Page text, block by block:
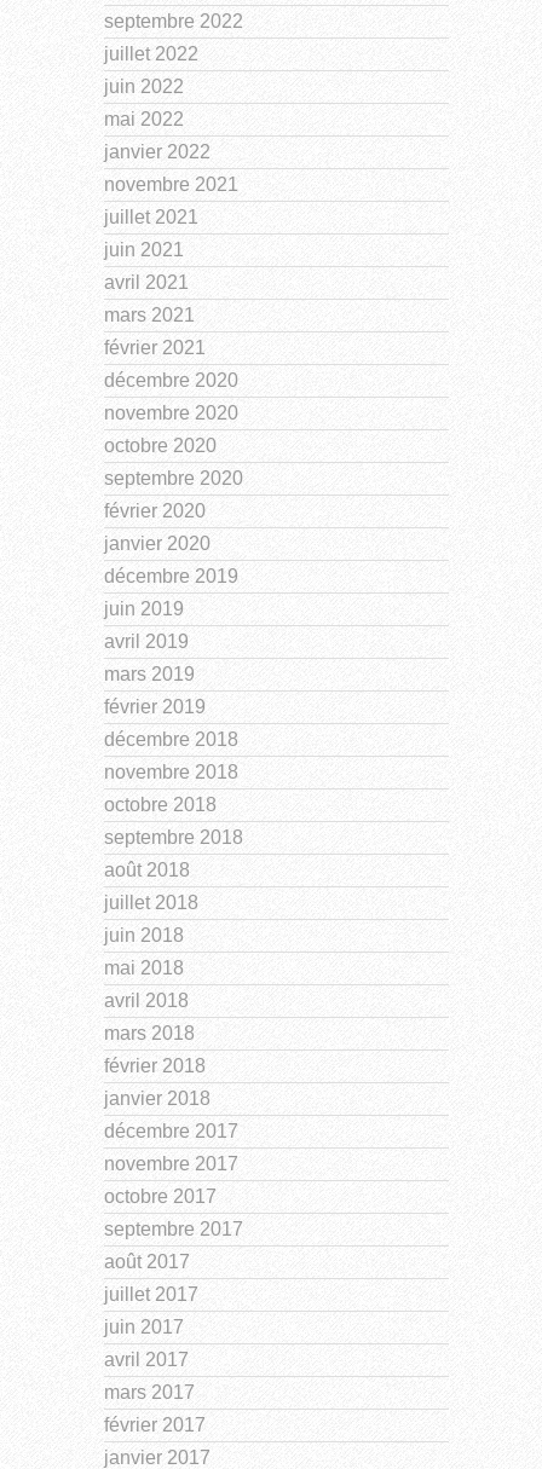
septembre 2022
juillet 2022
juin 2022
mai 2022
janvier 2022
novembre 2021
juillet 2021
juin 2021
avril 2021
mars 2021
février 2021
décembre 2020
novembre 2020
octobre 2020
septembre 2020
février 2020
janvier 2020
décembre 2019
juin 2019
avril 2019
mars 2019
février 2019
décembre 2018
novembre 2018
octobre 2018
septembre 2018
août 2018
juillet 2018
juin 2018
mai 2018
avril 2018
mars 2018
février 2018
janvier 2018
décembre 2017
novembre 2017
octobre 2017
septembre 2017
août 2017
juillet 2017
juin 2017
avril 2017
mars 2017
février 2017
janvier 2017